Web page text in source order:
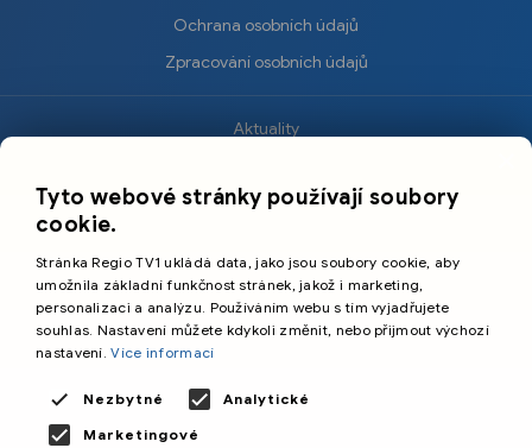
Ochrana osobních údajů
Zpracování osobních údajů
Aktuality
Sport
Cestování
©️
Primetime Media s.r.o.
Tyto webové stránky používají soubory
cookie.
Stránka Regio TV1 ukládá data, jako jsou soubory cookie, aby
umožnila základní funkčnost stránek, jakož i marketing,
personalizaci a analýzu. Používáním webu s tím vyjadřujete
souhlas. Nastavení můžete kdykoli změnit, nebo přijmout výchozí
nastavení.Více informací
Nezbytné
Analytické
Marketingové